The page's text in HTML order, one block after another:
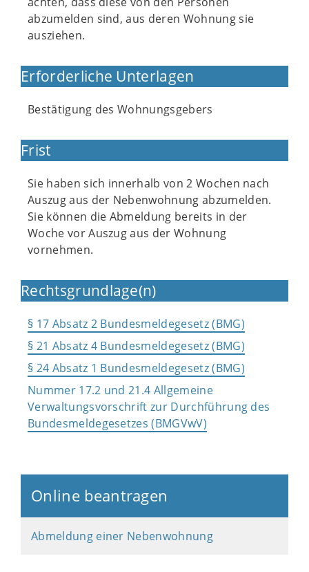
abzumelden sind, aus deren Wohnung sie
ausziehen.
Erforderliche Unterlagen
Bestätigung des Wohnungsgebers
Frist
Sie haben sich innerhalb von 2 Wochen nach
Auszug aus der Nebenwohnung abzumelden.
Sie können die Abmeldung bereits in der
Woche vor Auszug aus der Wohnung
vornehmen.
Rechtsgrundlage(n)
§ 17 Absatz 2 Bundesmeldegesetz (BMG)
§ 21 Absatz 4 Bundesmeldegesetz (BMG)
§ 24 Absatz 1 Bundesmeldegesetz (BMG)
Nummer 17.2 und 21.4 Allgemeine
Verwaltungsvorschrift zur Durchführung des
Bundesmeldegesetzes (BMGVwV)
Online beantragen
Abmeldung einer Nebenwohnung